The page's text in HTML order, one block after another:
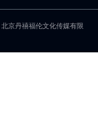
北京丹禧福伦文化传媒有限